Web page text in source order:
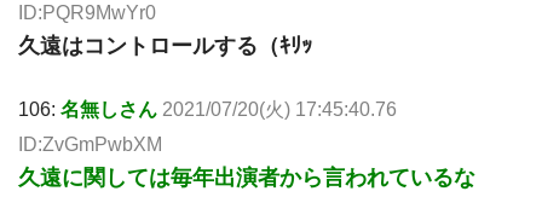
ID:PQR9MwYr0
久遠はコントロールする（ｷﾘｯ
106: 名無しさん 2021/07/20(火) 17:45:40.76
ID:ZvGmPwbXM
久遠に関しては毎年出演者から言われているな